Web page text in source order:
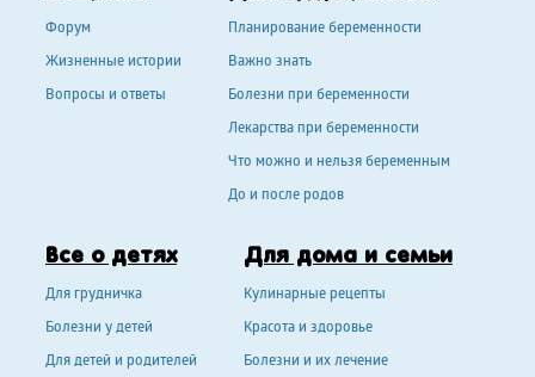
Форум
Жизненные истории
Вопросы и ответы
Планирование беременности
Важно знать
Болезни при беременности
Лекарства при беременности
Что можно и нельзя беременным
До и после родов
Все о детях
Для грудничка
Болезни у детей
Для детей и родителей
Для дома и семьи
Кулинарные рецепты
Красота и здоровье
Болезни и их лечение